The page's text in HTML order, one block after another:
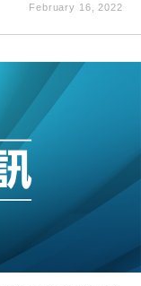
February 16, 2022